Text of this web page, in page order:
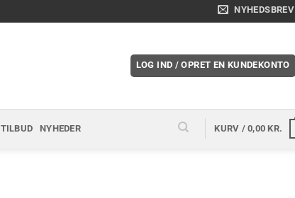
NYHEDSBREV
LOG IND / OPRET EN KUNDEKONTO
TILBUD NYHEDER KURV /0,00KR.